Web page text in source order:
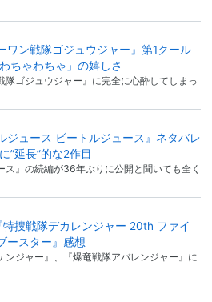
ワン戦隊ゴジュウジャー』第1クール
ちゃわちゃ」の嬉しさ
隊ゴジュウジャー』に完全に心酔してしまっ
ジュース ビートルジュース』ネタバレ
”延長”的な2作目
ス』の続編が36年ぶりに公開と聞いても全く
捜戦隊デカレンジャー 20th ファイ
ースター』感想
ンジャー』、『爆竜戦隊アバレンジャー』に